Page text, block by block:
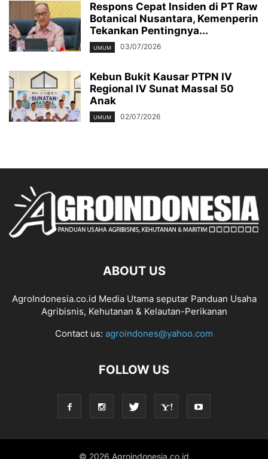
Respons Cepat Insiden di PT Raw
Botanical Nusantara, Kemenperin
Tekankan Pentingnya...
UMUM 03/07/2026
Kebun Bukit Kausar PTPN IV
Regional IV Sunat Massal 50
Anak
UMUM 02/07/2026
ABOUT US
AgroIndonesia.co.id Media Utama seputar Panduan Usaha
Agribisnis, Kehutanan & Kelautan-Perikanan
Contact us: agroindones@yahoo.com
FOLLOW US
© 2026 Agroindonesia.co.id